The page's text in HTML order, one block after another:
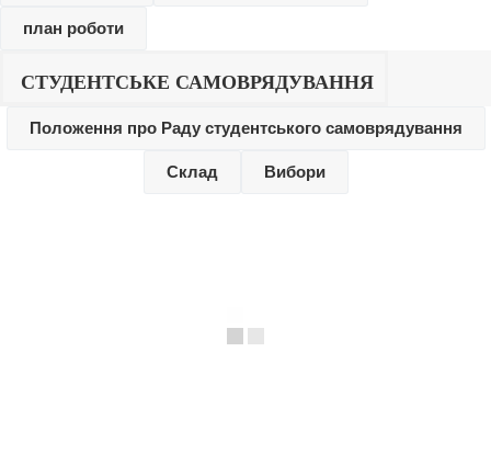
план роботи
СТУДЕНТСЬКЕ САМОВРЯДУВАННЯ
Положення про Раду студентського самоврядування
Склад Вибори